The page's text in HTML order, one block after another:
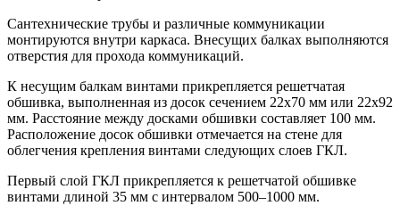
Сантехнические трубы и различные коммуникации
монтируются внутри каркаса. Внесущих балках выполняются
отверстия для прохода коммуникаций.
К несущим балкам винтами прикрепляется решетчатая
обшивка, выполненная из досок сечением 22х70 мм или 22х92
мм. Расстояние между досками обшивки составляет 100 мм.
Расположение досок обшивки отмечается на стене для
облегчения крепления винтами следующих слоев ГКЛ.
Первый слой ГКЛ прикрепляется к решетчатой обшивке
винтами длиной 35 мм с интервалом 500–1000 мм.